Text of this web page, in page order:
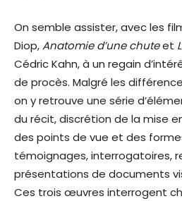
On semble assister, avec les
Diop,Anatomie d’une chuteet
Cédric Kahn, à un regain
de procès. Malgré les
on y retrouve une série
du récit, discrétion de la mise
des points de vue et des
témoignages, interrogatoires,
présentations de documents
Ces trois œuvres interrogent